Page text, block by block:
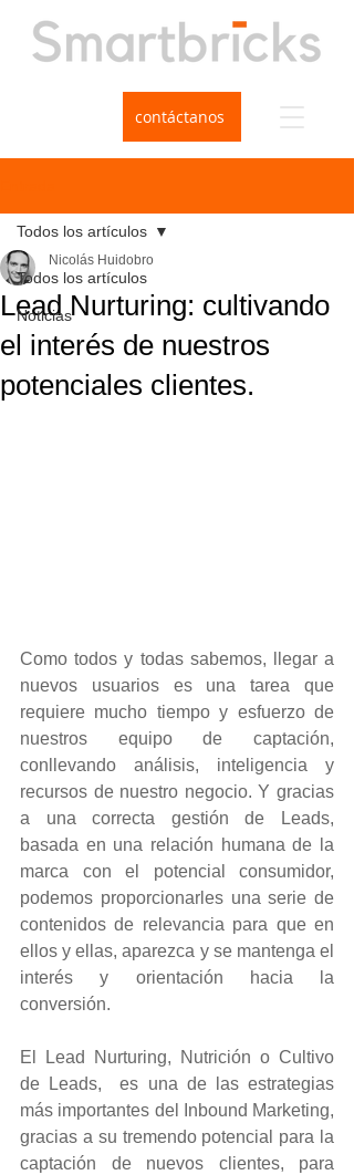
contáctanos
Todos los artículos
Noticias
Todos los artículos
Lead Nurturing: cultivando
el interés de nuestros
potenciales clientes.
Nicolás Huidobro
Como todos y todas sabemos, llegar a
nuevos usuarios es una tarea que
requiere mucho tiempo y esfuerzo de
nuestros equipo de captación,
conllevando análisis, inteligencia y
recursos de nuestro negocio. Y gracias
a una correcta gestión de Leads,
basada en una relación humana de la
marca con el potencial consumidor,
podemos proporcionarles una serie de
contenidos de relevancia para que en
ellos y ellas, aparezca y se mantenga el
interés y orientación hacia la
conversión.
El Lead Nurturing, Nutrición o Cultivo
de Leads,  es una de las estrategias
más importantes del Inbound Marketing,
gracias a su tremendo potencial para la
captación de nuevos clientes, para